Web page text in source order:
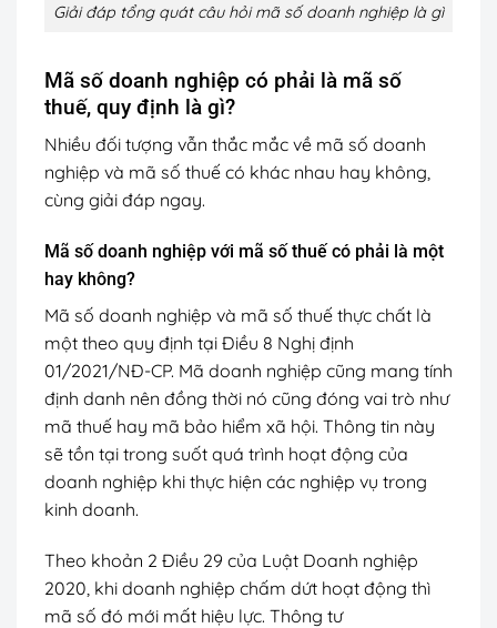
Giải đáp tổng quát câu hỏi mã số doanh nghiệp là gì
Mã số doanh nghiệp có phải là mã số
thuế, quy định là gì?
Nhiều đối tượng vẫn thắc mắc về mã số doanh
nghiệp và mã số thuế có khác nhau hay không,
cùng giải đáp ngay.
Mã số doanh nghiệp với mã số thuế có phải là một
hay không?
Mã số doanh nghiệp và mã số thuế thực chất là
một theo quy định tại Điều 8 Nghị định
01/2021/NĐ-CP. Mã doanh nghiệp cũng mang tính
định danh nên đồng thời nó cũng đóng vai trò như
mã thuế hay mã bảo hiểm xã hội. Thông tin này
sẽ tồn tại trong suốt quá trình hoạt động của
doanh nghiệp khi thực hiện các nghiệp vụ trong
kinh doanh.
Theo khoản 2 Điều 29 của Luật Doanh nghiệp
2020, khi doanh nghiệp chấm dứt hoạt động thì
mã số đó mới mất hiệu lực. Thông tư